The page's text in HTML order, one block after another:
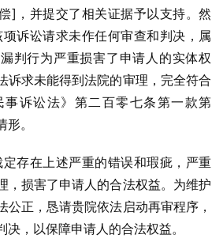
]，并提交了相关证据予以支持。然
诉讼请求未作任何审查和判决，属
判行为严重损害了申请人的实体权
诉求未能得到法院的审理，完全符合
事诉讼法》第二百零七条第一款第
。
存在上述严重的错误和瑕疵，严重
，损害了申请人的合法权益。为维护
公正，恳请贵院依法启动再审程序，
，以保障申请人的合法权益。